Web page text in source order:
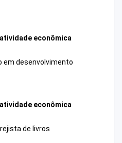
econômica
em desenvolvimento
econômica
de livros